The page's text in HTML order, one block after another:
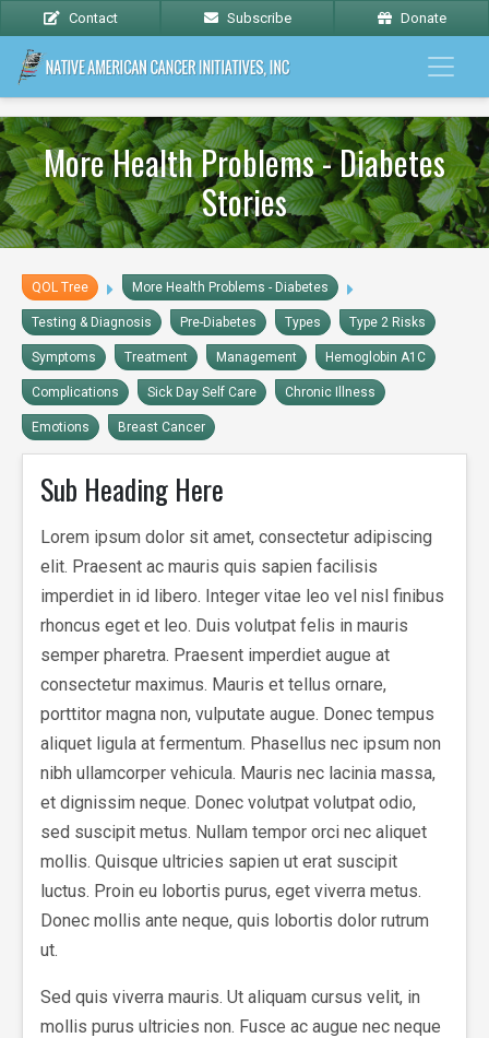
Contact Subscribe Donate
More Health Problems - Diabetes
Stories
QOL Tree More Health Problems - Diabetes
Testing & Diagnosis Pre-Diabetes Types Type 2 Risks
Symptoms Treatment Management Hemoglobin A1C
Complications Sick Day Self Care Chronic Illness
Emotions Breast Cancer
Sub Heading Here
Lorem ipsum dolor sit amet, consectetur adipiscing
elit. Praesent ac mauris quis sapien facilisis
imperdiet in id libero. Integer vitae leo vel nisl finibus
rhoncus eget et leo. Duis volutpat felis in mauris
semper pharetra. Praesent imperdiet augue at
consectetur maximus. Mauris et tellus ornare,
porttitor magna non, vulputate augue. Donec tempus
aliquet ligula at fermentum. Phasellus nec ipsum non
nibh ullamcorper vehicula. Mauris nec lacinia massa,
et dignissim neque. Donec volutpat volutpat odio,
sed suscipit metus. Nullam tempor orci nec aliquet
mollis. Quisque ultricies sapien ut erat suscipit
luctus. Proin eu lobortis purus, eget viverra metus.
Donec mollis ante neque, quis lobortis dolor rutrum
ut.
Sed quis viverra mauris. Ut aliquam cursus velit, in
mollis purus ultricies non. Fusce ac augue nec neque